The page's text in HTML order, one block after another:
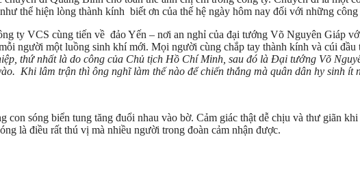
thể hiện lòng thành kính biết ơn của thế hệ ngày hôm nay đối với những
ty VCS cùng tiến về đảo Yến – nơi an nghỉ của đại tướng Võ Nguyên Giáp
người một luồng sinh khí mới. Mọi người cùng chắp tay thành kính và cúi
thứ nhất là do công của Chủ tịch Hồ Chí Minh, sau đó là Đại tướng Võ
Khi lâm trận thì ông nghĩ làm thế nào để chiến thắng mà quân dân hy sinh ít
sóng biển tung tăng đuổi nhau vào bờ. Cảm giác thật dễ chịu và thư giãn
là điều rất thú vị mà nhiều người trong đoàn cảm nhận được.